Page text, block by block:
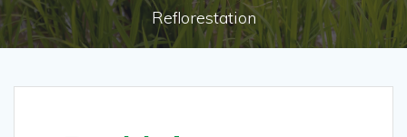
Reflorestation